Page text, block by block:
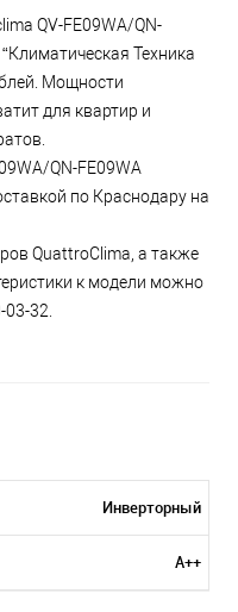
QV-FE09WA/QN-
Техника
Мощности
для квартир и
QN-FE09WA
по Краснодару на
QuattroClima, а также
к модели можно
03-32.
Инверторный
A++